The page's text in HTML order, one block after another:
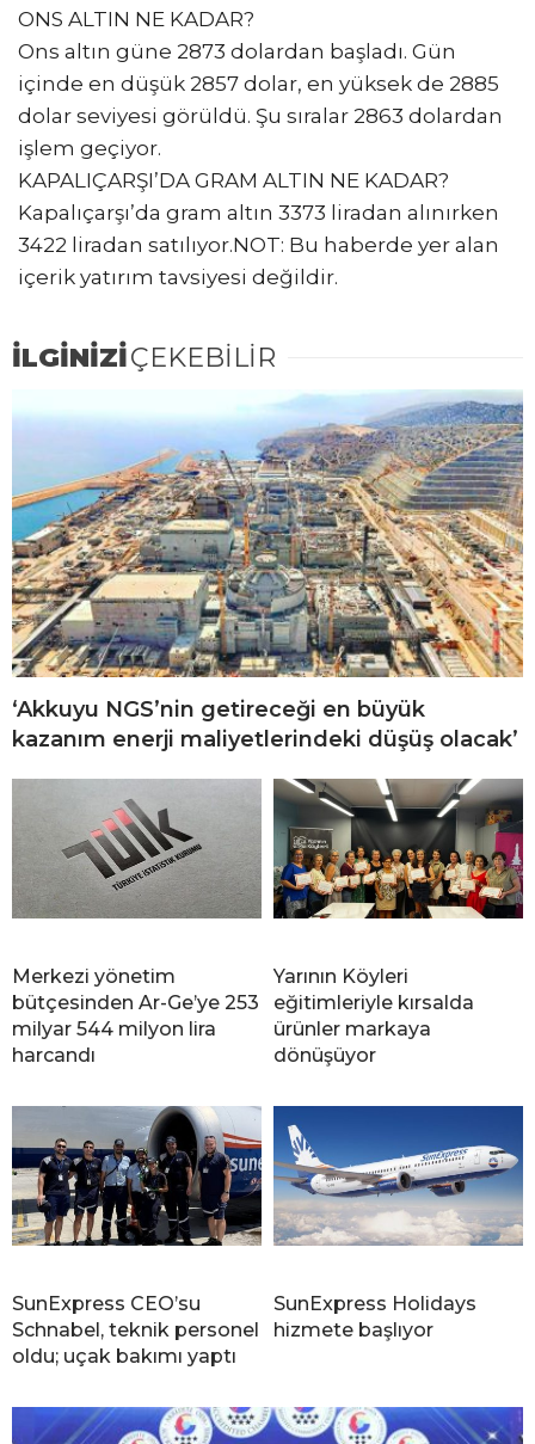
ONS ALTIN NE KADAR?
Ons altın güne 2873 dolardan başladı. Gün
içinde en düşük 2857 dolar, en yüksek de 2885
dolar seviyesi görüldü. Şu sıralar 2863 dolardan
işlem geçiyor.
KAPALIÇARŞI’DA GRAM ALTIN NE KADAR?
Kapalıçarşı’da gram altın 3373 liradan alınırken
3422 liradan satılıyor.NOT: Bu haberde yer alan
içerik yatırım tavsiyesi değildir.
a
E
s
c
o
r
t
n
k
a
E
s
o
r
a
a
n
A
k
a
r
İLGİNİZİÇEKEBİLİR
‘Akkuyu NGS’nin getireceği en büyük
kazanım enerji maliyetlerindeki düşüş olacak’
Merkezi yönetim
bütçesinden Ar-Ge’ye 253
milyar 544 milyon lira
harcandı
Yarının Köyleri
eğitimleriyle kırsalda
ürünler markaya
dönüşüyor
SunExpress CEO’su
Schnabel, teknik personel
oldu; uçak bakımı yaptı
SunExpress Holidays
hizmete başlıyor